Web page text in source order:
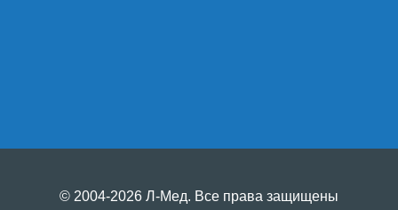
© 2004-2026 Л-Мед. Все права защищены